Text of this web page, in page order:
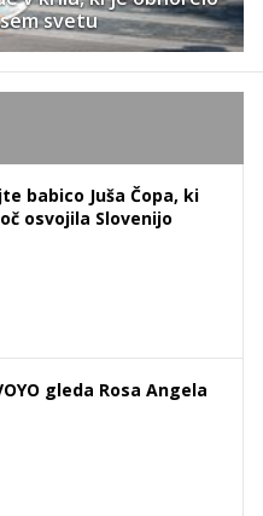
svetu
babico Juša Čopa, ki
osvojila Slovenijo
gleda Rosa Angela